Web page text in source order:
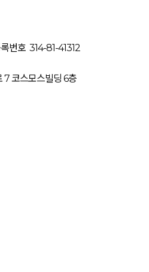
번호 314-81-41312
7 코스모스빌딩 6층